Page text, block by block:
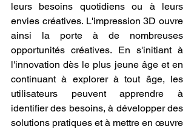
leurs besoins quotidiens ou à leurs
envies créatives. L'impression 3D ouvre
ainsi la porte à de nombreuses
opportunités créatives. En s'initiant à
l'innovation dès le plus jeune âge et en
continuant à explorer à tout âge, les
utilisateurs peuvent apprendre à
identifier des besoins, à développer des
solutions pratiques et à mettre en œuvre